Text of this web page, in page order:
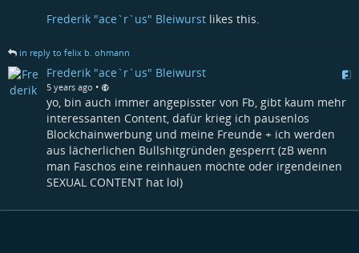
Frederik "ace`r`us" Bleiwurst likes this.
in reply to felix b. ohmann
Frederik "ace`r`us" Bleiwurst
5 years ago •
yo, bin auch immer angepisster von Fb, gibt kaum mehr
interessanten Content, dafür krieg ich pausenlos
Blockchainwerbung und meine Freunde + ich werden
aus lächerlichen Bullshitgründen gesperrt (zB wenn
man Faschos eine reinhauen möchte oder irgendeinen
SEXUAL CONTENT hat lol)